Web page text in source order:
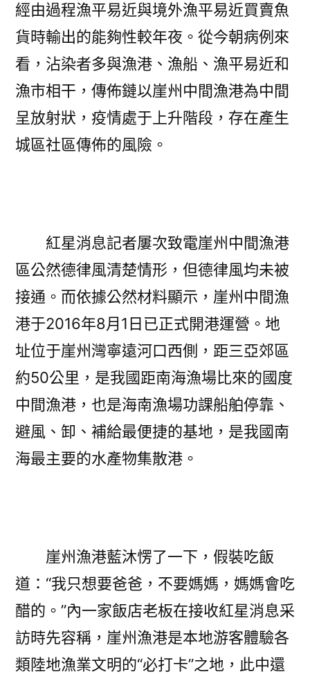
經由過程漁平易近與境外漁平易近買賣魚
貨時輸出的能夠性較年夜。從今朝病例來
看，沾染者多與漁港、漁船、漁平易近和
漁市相干，傳佈鏈以崖州中間漁港為中間
呈放射狀，疫情處于上升階段，存在產生
城區社區傳佈的風險。
紅星消息記者屢次致電崖州中間漁港
區公然德律風清楚情形，但德律風均未被
接通。而依據公然材料顯示，崖州中間漁
港于2016年8月1日已正式開港運營。地
址位于崖州灣寧遠河口西側，距三亞郊區
約50公里，是我國距南海漁場比來的國度
中間漁港，也是海南漁場功課船舶停靠、
避風、卸、補給最便捷的基地，是我國南
海最主要的水產物集散港。
崖州漁港藍沐愣了一下，假裝吃飯
道：“我只想要爸爸，不要媽媽，媽媽會吃
醋的。”內一家飯店老板在接收紅星消息采
訪時先容稱，崖州漁港是本地游客體驗各
類陸地漁業文明的“必打卡”之地，此中還